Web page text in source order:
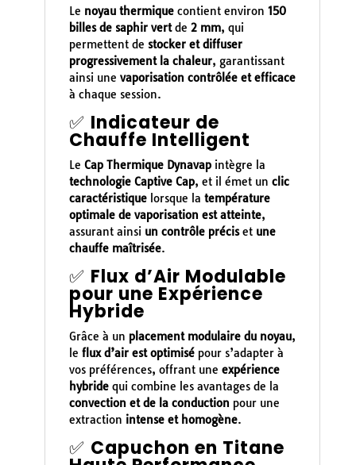
Le noyau thermiquecontient environ 150
billes de saphir vertde 2 mm, qui
permettent de stocker et diffuser
progressivement la chaleur, garantissant
ainsi une vaporisation contrôlée et efficace
à chaque session.
✅ Indicateur de
Chauffe Intelligent
Le Cap Thermique Dynavapintègre la
technologie Captive Cap, et il émet un clic
caractéristiquelorsque la température
optimale de vaporisation est atteinte,
assurant ainsi un contrôle préciset une
chauffe maîtrisée.
✅ Flux d’Air Modulable
pour une Expérience
Hybride
Grâce à un placement modulaire du noyau,
le flux d’air est optimisépour s’adapter à
vos préférences, offrant une expérience
hybridequi combine les avantages de la
convection et de la conduction pour une
extraction intense et homogène.
✅ Capuchon en Titane